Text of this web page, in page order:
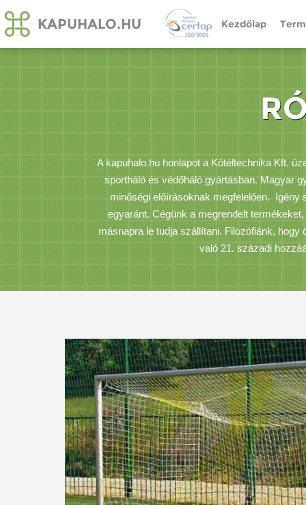
KAPUHALO.HU Kezdőlap
A kapuhalo.hu honlapot a Kötéltechnika Kft.
sportháló és védőháló gyártásban. Magyar
minőségi előírásoknak megfelelően. Igény
egyaránt. Cégünk a megrendelt
másnapra le tudja szállítani. Filozófiánk,
való 21. századi